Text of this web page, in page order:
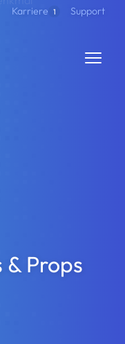
Karriere 1 Support
Props